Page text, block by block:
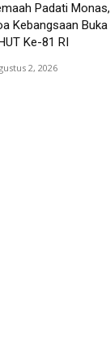
Padati Monas,
Kebangsaan Buka
Ke-81 RI
2, 2026